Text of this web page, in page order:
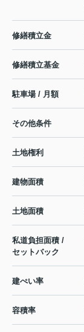
修繕積立金
修繕積立基金
駐車場 / 月額
その他条件
土地権利
建物面積
土地面積
私道負担面積 /
セットバック
建ぺい率
容積率